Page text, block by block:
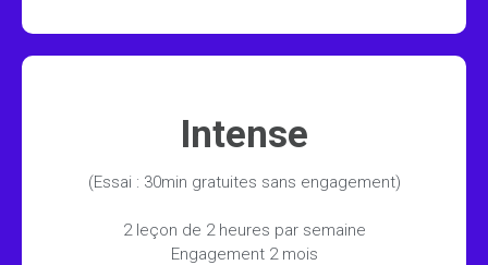
Intense
(Essai : 30min gratuites sans engagement)
2 leçon de 2 heures par semaine
Engagement 2 mois